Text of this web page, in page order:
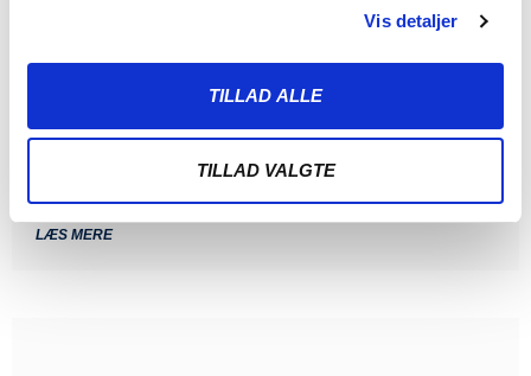
Vis detaljer
TILLAD ALLE
TILLAD VALGTE
Sønderjyske Fodbold udlejer Albert Rrahmani til 2.
divisionsklubben Nykøbing FC i hele 2026/2027-sæsonen.
LÆS MERE